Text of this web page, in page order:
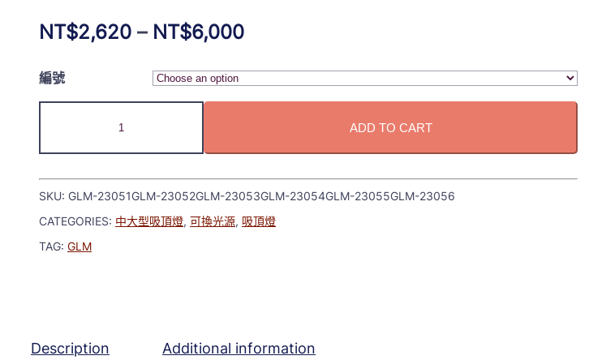
NT$2,620 – NT$6,000
編號
ADD TO CART
SKU: GLM-23051GLM-23052GLM-23053GLM-23054GLM-23055GLM-23056
CATEGORIES: 中大型吸頂燈, 可換光源, 吸頂燈
TAG: GLM
Description Additional information